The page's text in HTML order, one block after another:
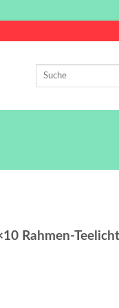
Suche
Rahmen-